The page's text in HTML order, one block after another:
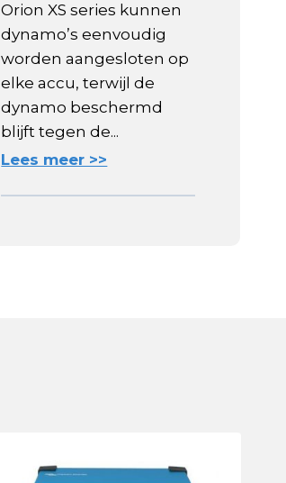
Orion XS series kunnen
dynamo’s eenvoudig
worden aangesloten op
elke accu, terwijl de
dynamo beschermd
blijft tegen de...
Lees meer >>